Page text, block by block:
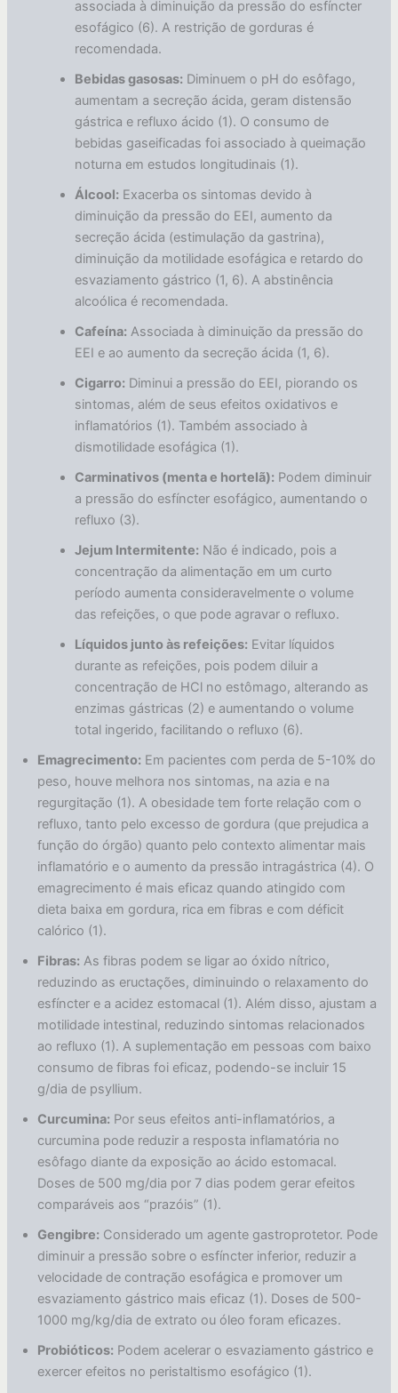
associada à diminuição da pressão do esfíncter
esofágico (6). A restrição de gorduras é
recomendada.
Bebidas gasosas: Diminuem o pH do esôfago,
aumentam a secreção ácida, geram distensão
gástrica e refluxo ácido (1). O consumo de
bebidas gaseificadas foi associado à queimação
noturna em estudos longitudinais (1).
Álcool: Exacerba os sintomas devido à
diminuição da pressão do EEI, aumento da
secreção ácida (estimulação da gastrina),
diminuição da motilidade esofágica e retardo do
esvaziamento gástrico (1, 6). A abstinência
alcoólica é recomendada.
Cafeína: Associada à diminuição da pressão do
EEI e ao aumento da secreção ácida (1, 6).
Cigarro: Diminui a pressão do EEI, piorando os
sintomas, além de seus efeitos oxidativos e
inflamatórios (1). Também associado à
dismotilidade esofágica (1).
Carminativos (menta e hortelã): Podem diminuir
a pressão do esfíncter esofágico, aumentando o
refluxo (3).
Jejum Intermitente: Não é indicado, pois a
concentração da alimentação em um curto
período aumenta consideravelmente o volume
das refeições, o que pode agravar o refluxo.
Líquidos junto às refeições: Evitar líquidos
durante as refeições, pois podem diluir a
concentração de HCl no estômago, alterando as
enzimas gástricas (2) e aumentando o volume
total ingerido, facilitando o refluxo (6).
Emagrecimento: Em pacientes com perda de 5-10% do
peso, houve melhora nos sintomas, na azia e na
regurgitação (1). A obesidade tem forte relação com o
refluxo, tanto pelo excesso de gordura (que prejudica a
função do órgão) quanto pelo contexto alimentar mais
inflamatório e o aumento da pressão intragástrica (4). O
emagrecimento é mais eficaz quando atingido com
dieta baixa em gordura, rica em fibras e com déficit
calórico (1).
Fibras: As fibras podem se ligar ao óxido nítrico,
reduzindo as eructações, diminuindo o relaxamento do
esfíncter e a acidez estomacal (1). Além disso, ajustam a
motilidade intestinal, reduzindo sintomas relacionados
ao refluxo (1). A suplementação em pessoas com baixo
consumo de fibras foi eficaz, podendo-se incluir 15
g/dia de psyllium.
Curcumina: Por seus efeitos anti-inflamatórios, a
curcumina pode reduzir a resposta inflamatória no
esôfago diante da exposição ao ácido estomacal.
Doses de 500 mg/dia por 7 dias podem gerar efeitos
comparáveis aos “prazóis” (1).
Gengibre: Considerado um agente gastroprotetor. Pode
diminuir a pressão sobre o esfíncter inferior, reduzir a
velocidade de contração esofágica e promover um
esvaziamento gástrico mais eficaz (1). Doses de 500-
1000 mg/kg/dia de extrato ou óleo foram eficazes.
Probióticos: Podem acelerar o esvaziamento gástrico e
exercer efeitos no peristaltismo esofágico (1).